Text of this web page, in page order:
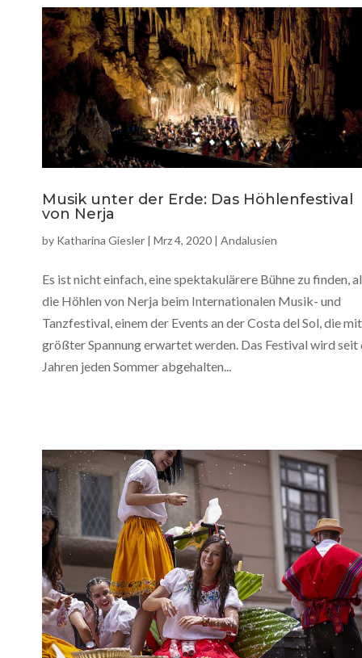
Musik unter der Erde: Das Höhlenfestival
von Nerja
by Katharina Giesler | Mrz 4, 2020 | Andalusien
Es ist nicht einfach, eine spektakulärere Bühne zu finden,
die Höhlen von Nerja beim Internationalen Musik- und
Tanzfestival, einem der Events an der Costa del Sol, die mit
größter Spannung erwartet werden. Das Festival wird seit
Jahren jeden Sommer abgehalten...